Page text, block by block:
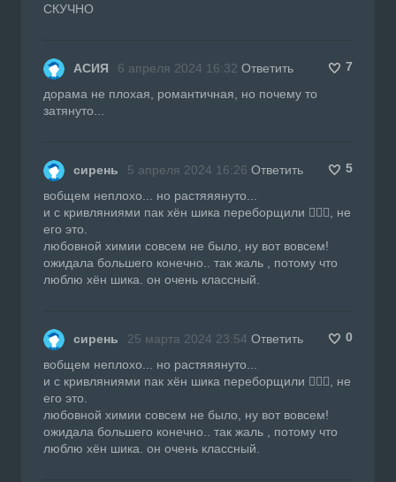
СКУЧНО
АСИЯ 6 апреля 2024 16:32 Ответить
7
дорама не плохая, романтичная, но почему то
затянуто...
сирень 5 апреля 2024 16:26 Ответить
5
вобщем неплохо... но растяяянуто...
и с кривляниями пак хён шика переборщили 🤦🏽‍♀️, не
его это.
любовной химии совсем не было, ну вот вовсем!
ожидала большего конечно.. так жаль , потому что
люблю хён шика. он очень классный.
сирень 25 марта 2024 23:54 Ответить
0
вобщем неплохо... но растяяянуто...
и с кривляниями пак хён шика переборщили 🤦🏽‍♀️, не
его это.
любовной химии совсем не было, ну вот вовсем!
ожидала большего конечно.. так жаль , потому что
люблю хён шика. он очень классный.